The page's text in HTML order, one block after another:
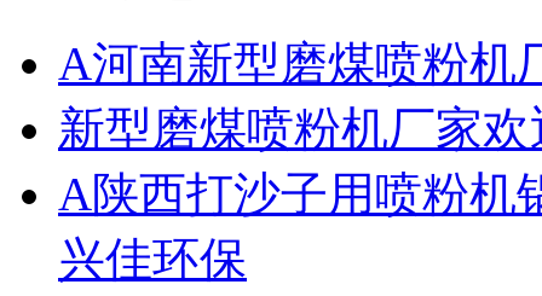
A河南新型磨煤喷粉机
新型磨煤喷粉机厂家
A陕西打沙子用喷粉机
兴佳环保